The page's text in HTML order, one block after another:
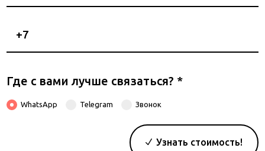
телефона
Где с вами лучше связаться? *
WhatsApp Telegram Звонок
Узнать стоимость!